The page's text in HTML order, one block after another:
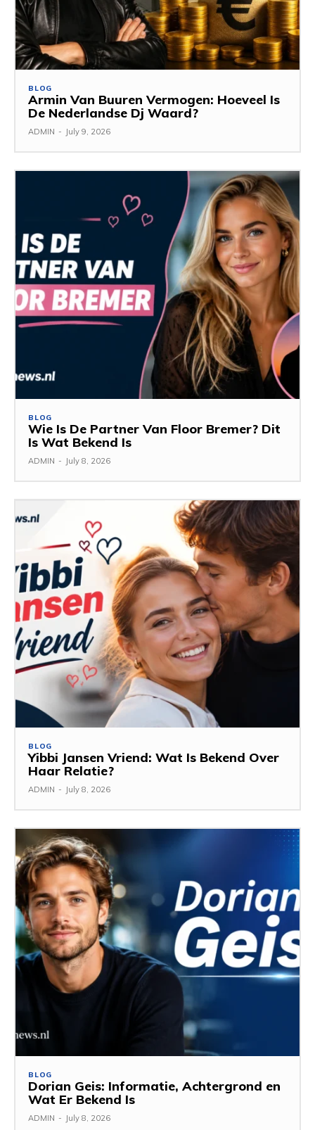
BLOG
Armin Van Buuren Vermogen: Hoeveel Is
De Nederlandse Dj Waard?
ADMIN - July 9, 2026
BLOG
Wie Is De Partner Van Floor Bremer? Dit
Is Wat Bekend Is
ADMIN - July 8, 2026
BLOG
Yibbi Jansen Vriend: Wat Is Bekend Over
Haar Relatie?
ADMIN - July 8, 2026
BLOG
Dorian Geis: Informatie, Achtergrond en
Wat Er Bekend Is
ADMIN - July 8, 2026